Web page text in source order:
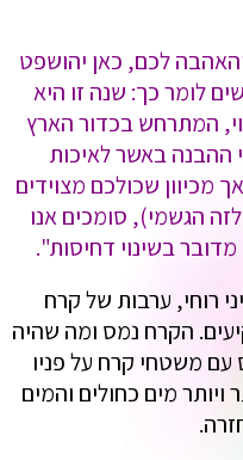
לכם, כאן יהושפט
לומר כך: שנה זו היא
המתרחש בכדור הארץ
ההבנה באשר לאיכות
מכיוון שכולכם מצוידים
הגשמי), סומכים אנו
בשינוי דחיסות".
רוחי, ערבות של קרח
הקרח נמס ומה שהיה
עם משטחי קרח על פניו
מים כחולים והמים